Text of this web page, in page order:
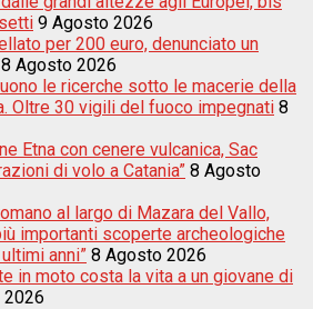
9 Agosto 2026
per 200 euro, denunciato un
8 Agosto 2026
le ricerche sotto le macerie della
Oltre 30 vigili del fuoco impegnati 8
Etna con cenere vulcanica, Sac
di volo a Catania” 8 Agosto
al largo di Mazara del Vallo,
importanti scoperte archeologiche
anni” 8 Agosto 2026
in moto costa la vita a un giovane di